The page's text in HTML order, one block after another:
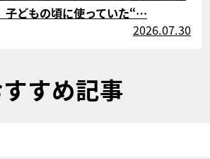
子どもの頃に使っていた“…
2026.07.30
すめ記事